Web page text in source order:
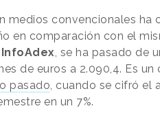
medios convencionales ha
en comparación con el
InfoAdex , se ha pasado de
de euros a 2.090,4. Es
pasado , cuando se cifró el
en un 7%.